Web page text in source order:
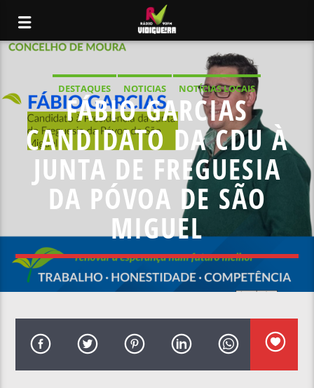
DESTAQUES NOTICIAS
NOTÍCIAS LOCAIS
NOTÍCIAS NACIONAIS
FÁBIO GARCIAS
CANDIDATO DA CDU À
JUNTA DE FREGUESIA
DA PÓVOA DE SÃO
MIGUEL